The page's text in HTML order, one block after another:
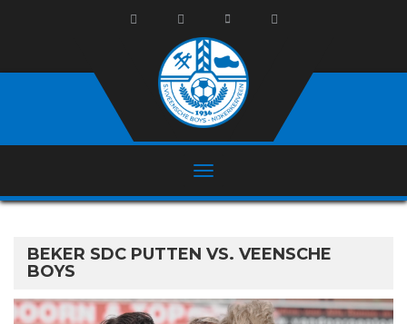
BEKER SDC PUTTEN VS. VEENSCHE
BOYS